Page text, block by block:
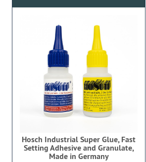
Hosch Industrial Super Glue, Fast
Setting Adhesive and Granulate,
Made in Germany